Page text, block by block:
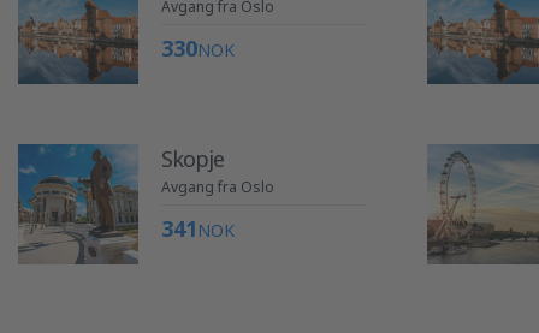
Avgang fra Oslo
330NOK
Skopje
Avgang fra Oslo
341 NOK